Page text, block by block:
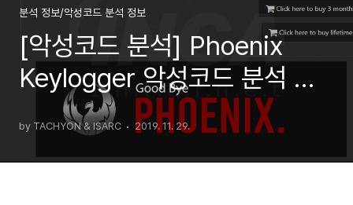
분석 정보/악성코드 분석 정보
[악성코드 분석] Phoenix
Keylogger 악성코드 분석 보
고서
by TACHYON & ISARC 2019. 11. 29.